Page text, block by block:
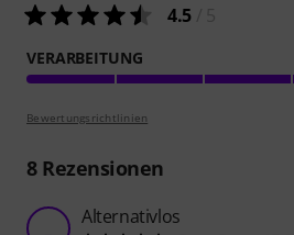
4.5
VERARBEITUNG
Bewertungsrichtlinien
8Rezensionen
Alternativlos